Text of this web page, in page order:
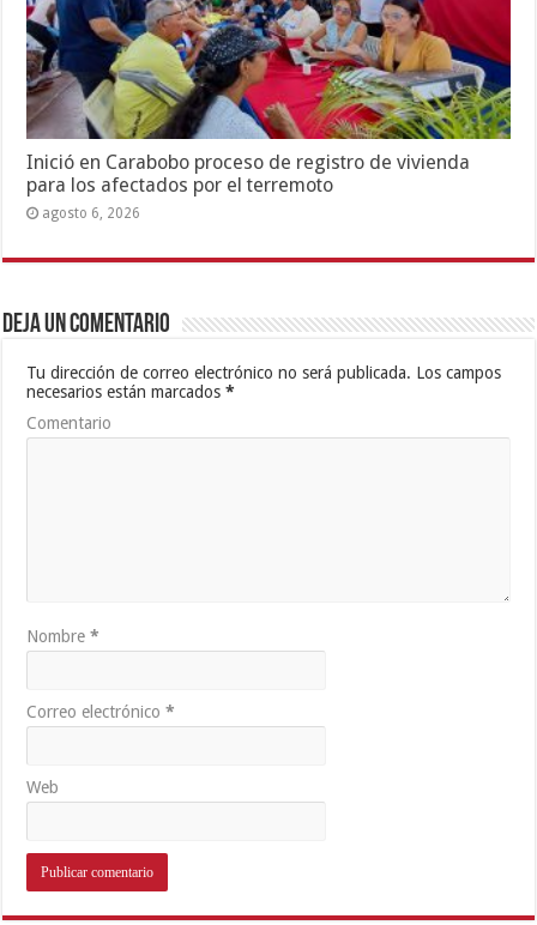
Inició en Carabobo proceso de registro de vivienda
para los afectados por el terremoto
agosto 6, 2026
Deja un comentario
Tu dirección de correo electrónico no será publicada. Los campos
necesarios están marcados*
Comentario
Nombre*
Correo electrónico*
Web